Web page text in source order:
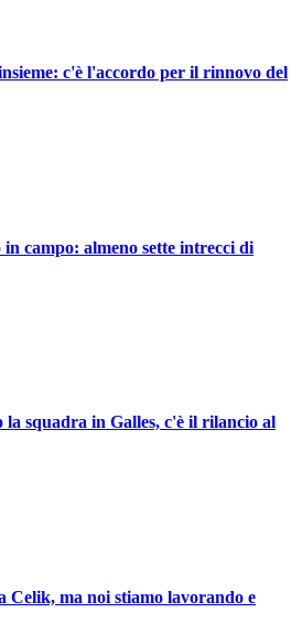
c'è l'accordo per il rinnovo del
campo: almeno sette intrecci di
squadra in Galles, c'è il rilancio al
Celik, ma noi stiamo lavorando e